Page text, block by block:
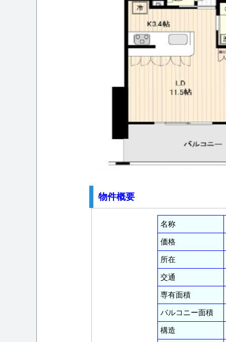
物件概要
名称
価格
所在
交通
専有面積
バルコニー面積
構造